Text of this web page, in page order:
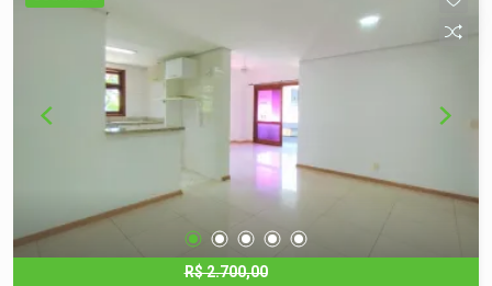
banheiro é completo, com box de vidro e móvel
para pia. Além disso, o apartamento oferece uma
vaga de garagem. O condomínio é amplo e conta
com área de lazer, piscina, salão de festas e
portaria remota. Localizado no bairro Santo André,
em uma área tranquila e bem servida de comércio
e serviços, proporcionando facilidade de acesso
e conveniência.
R$ 2.700,00